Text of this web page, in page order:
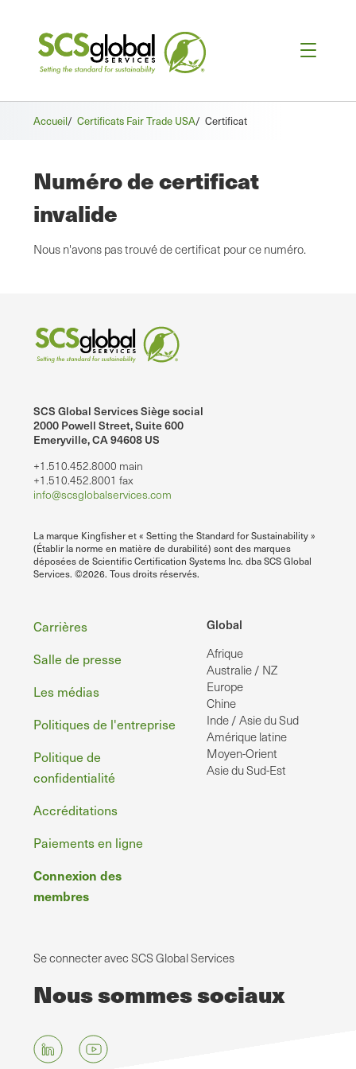
Accueil/ Certificats Fair Trade USA/ Certificat
Numéro de certificat
invalide
Nous n'avons pas trouvé de certificat pour ce numéro.
SCS Global Services Siège social
2000 Powell Street, Suite 600
Emeryville, CA 94608 US
+1.510.452.8000 main
+1.510.452.8001 fax
info@scsglobalservices.com
La marque Kingfisher et « Setting the Standard for Sustainability »
(Établir la norme en matière de durabilité) sont des marques
déposées de Scientific Certification Systems Inc. dba SCS Global
Services. ©2026. Tous droits réservés.
Global
Afrique
Australie / NZ
Europe
Chine
Inde / Asie du Sud
Amérique latine
Moyen-Orient
Asie du Sud-Est
Pied
de
page
Carrières
Salle de presse
Les médias
Politiques de l'entreprise
Politique de
confidentialité
Accréditations
Paiements en ligne
Connexion des
membres
Se connecter avec SCS Global Services
Nous sommes sociaux